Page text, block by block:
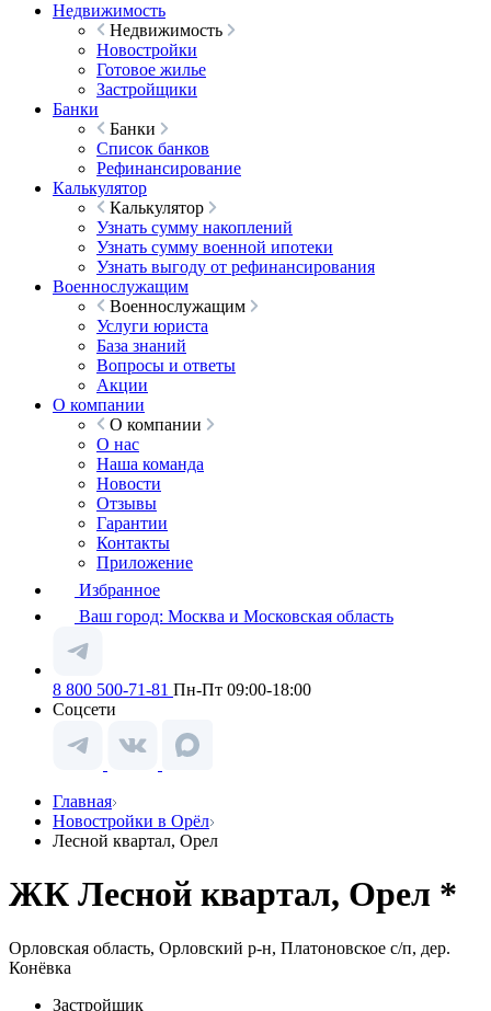
Недвижимость
Недвижимость
Новостройки
Готовое жилье
Застройщики
Банки
Банки
Список банков
Рефинансирование
Калькулятор
Калькулятор
Узнать сумму накоплений
Узнать сумму военной ипотеки
Узнать выгоду от рефинансирования
Военнослужащим
Военнослужащим
Услуги юриста
База знаний
Вопросы и ответы
Акции
О компании
О компании
О нас
Наша команда
Новости
Отзывы
Гарантии
Контакты
Приложение
Избранное
Ваш город: Москва и Московская область
8 800 500-71-81 Пн-Пт 09:00-18:00
Соцсети
Главная
Новостройки в Орёл
Лесной квартал, Орел
ЖК Лесной квартал, Орел *
Орловская область, Орловский р-н, Платоновское с/п, дер.
Конёвка
Застройщик